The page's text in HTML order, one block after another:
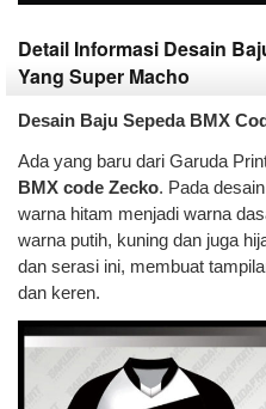
Detail Informasi Desain
Yang Super Macho
Desain Baju Sepeda BMX
Ada yang baru dari Garuda
BMX code Zecko. Pada
warna hitam menjadi warna
warna putih, kuning dan juga
dan serasi ini, membuat
dan keren.